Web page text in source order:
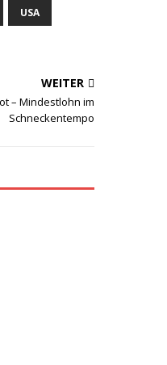
USA
WEITER
– Mindestlohn im
Schneckentempo